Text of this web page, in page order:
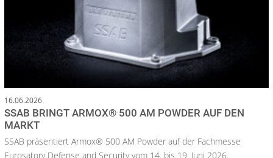
16.06.2026
SSAB BRINGT ARMOX® 500 AM POWDER AUF DEN
MARKT
SSAB präsentiert Armox® 500 AM Powder auf der Fachmesse
Eurosatory Defense and Security vom 14. bis 19. Juni 2026.